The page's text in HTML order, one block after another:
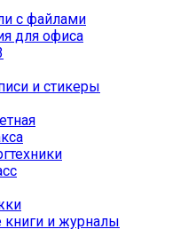
с файлами
для офиса
и стикеры
книги и журналы